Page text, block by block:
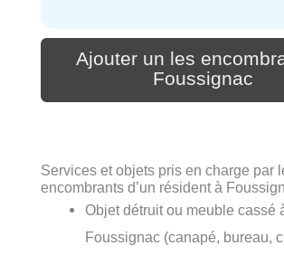
Ajouter un les
Foussignac
Services et objets pris en charge par
encombrants d’un résident à
Objet détruit ou meuble cassé
Foussignac (canapé, bureau,